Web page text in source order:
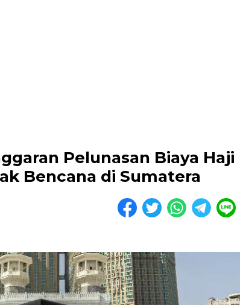
Pelunasan Biaya Haji
Bencana di Sumatera